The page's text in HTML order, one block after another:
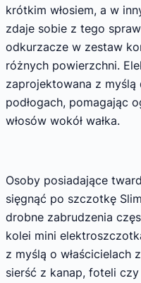
krótkim włosiem, a w
zdaje sobie z tego
odkurzacze w zestaw
różnych powierzchni.
zaprojektowana z
podłogach, pomagając
włosów wokół wałka.
Osoby posiadające
sięgnąć po szczotkę
drobne zabrudzenia
kolei mini
z myślą o właścicielach
sierść z kanap, foteli czy